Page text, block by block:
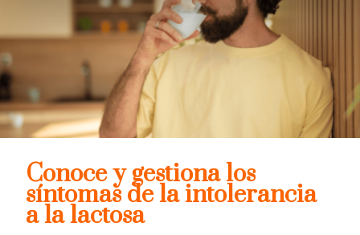
Conoce y gestiona los
síntomas de la intolerancia
a la lactosa